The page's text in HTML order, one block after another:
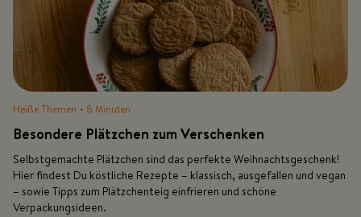
Heiße Themen • 8 Minuten
Besondere Plätzchen zum Verschenken
Selbstgemachte Plätzchen sind das perfekte Weihnachtsgeschenk!
Hier findest Du köstliche Rezepte – klassisch, ausgefallen und vegan
– sowie Tipps zum Plätzchenteig einfrieren und schöne
Verpackungsideen.